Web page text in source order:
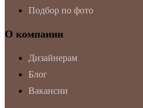
Подбор по фото
О компании
Дизайнерам
Блог
Вакансии